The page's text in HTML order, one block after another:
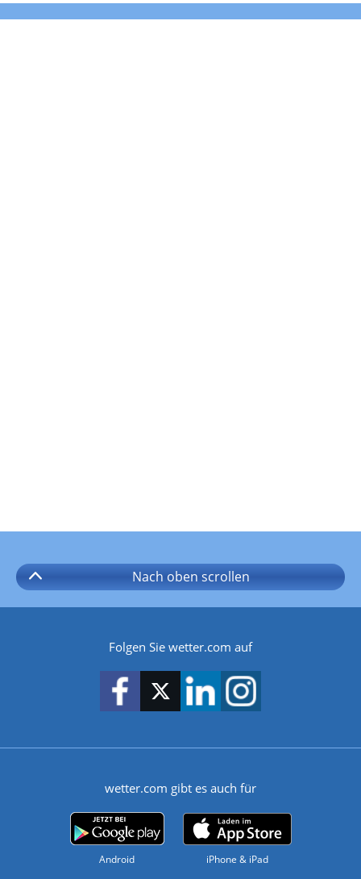
Nach oben scrollen
Folgen Sie wetter.com auf
wetter.com gibt es auch für
Android iPhone & iPad